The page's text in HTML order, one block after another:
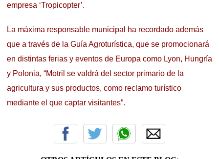
empresa ‘Tropicopter’.
La máxima responsable municipal ha recordado además
que a través de la Guía Agroturística, que se promocionará
en distintas ferias y eventos de Europa como Lyon, Hungría
y Polonia, “Motril se valdrá del sector primario de la
agricultura y sus productos, como reclamo turístico
mediante el que captar visitantes”.